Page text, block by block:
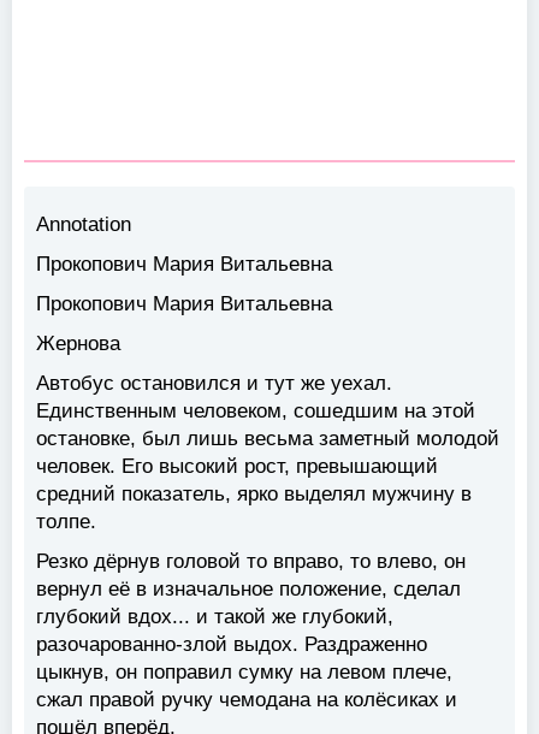
Annotation
Прокопович Мария Витальевна
Прокопович Мария Витальевна
Жернова
Автобус остановился и тут же уехал.
Единственным человеком, сошедшим на этой
остановке, был лишь весьма заметный молодой
человек. Его высокий рост, превышающий
средний показатель, ярко выделял мужчину в
толпе.
Резко дёрнув головой то вправо, то влево, он
вернул её в изначальное положение, сделал
глубокий вдох... и такой же глубокий,
разочарованно-злой выдох. Раздраженно
цыкнув, он поправил сумку на левом плече,
сжал правой ручку чемодана на колёсиках и
пошёл вперёд.